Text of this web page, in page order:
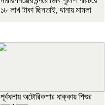
১৮ লাখ টাকা ছিনতাই, থানায় মামলা
পূর্বধলায় অটোরিকশার ধাক্কায় শিশুর